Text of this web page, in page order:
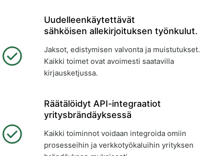
Uudelleenkäytettävät
sähköisen allekirjoituksen työnkulut.
Jaksot, edistymisen valvonta ja muistutukset.
Kaikki toimet ovat avoimesti saatavilla
kirjausketjussa.
Räätälöidyt API-integraatiot
yritysbrändäyksessä
Kaikki toiminnot voidaan integroida omiin
prosesseihin ja verkkotyökaluihin yrityksen